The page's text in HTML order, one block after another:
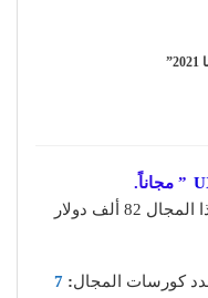
” مجاناً.
إذا كان متوسط راتب المبتدئين في هذا المجال 82 ألف دولار
كورسات المجال:
7